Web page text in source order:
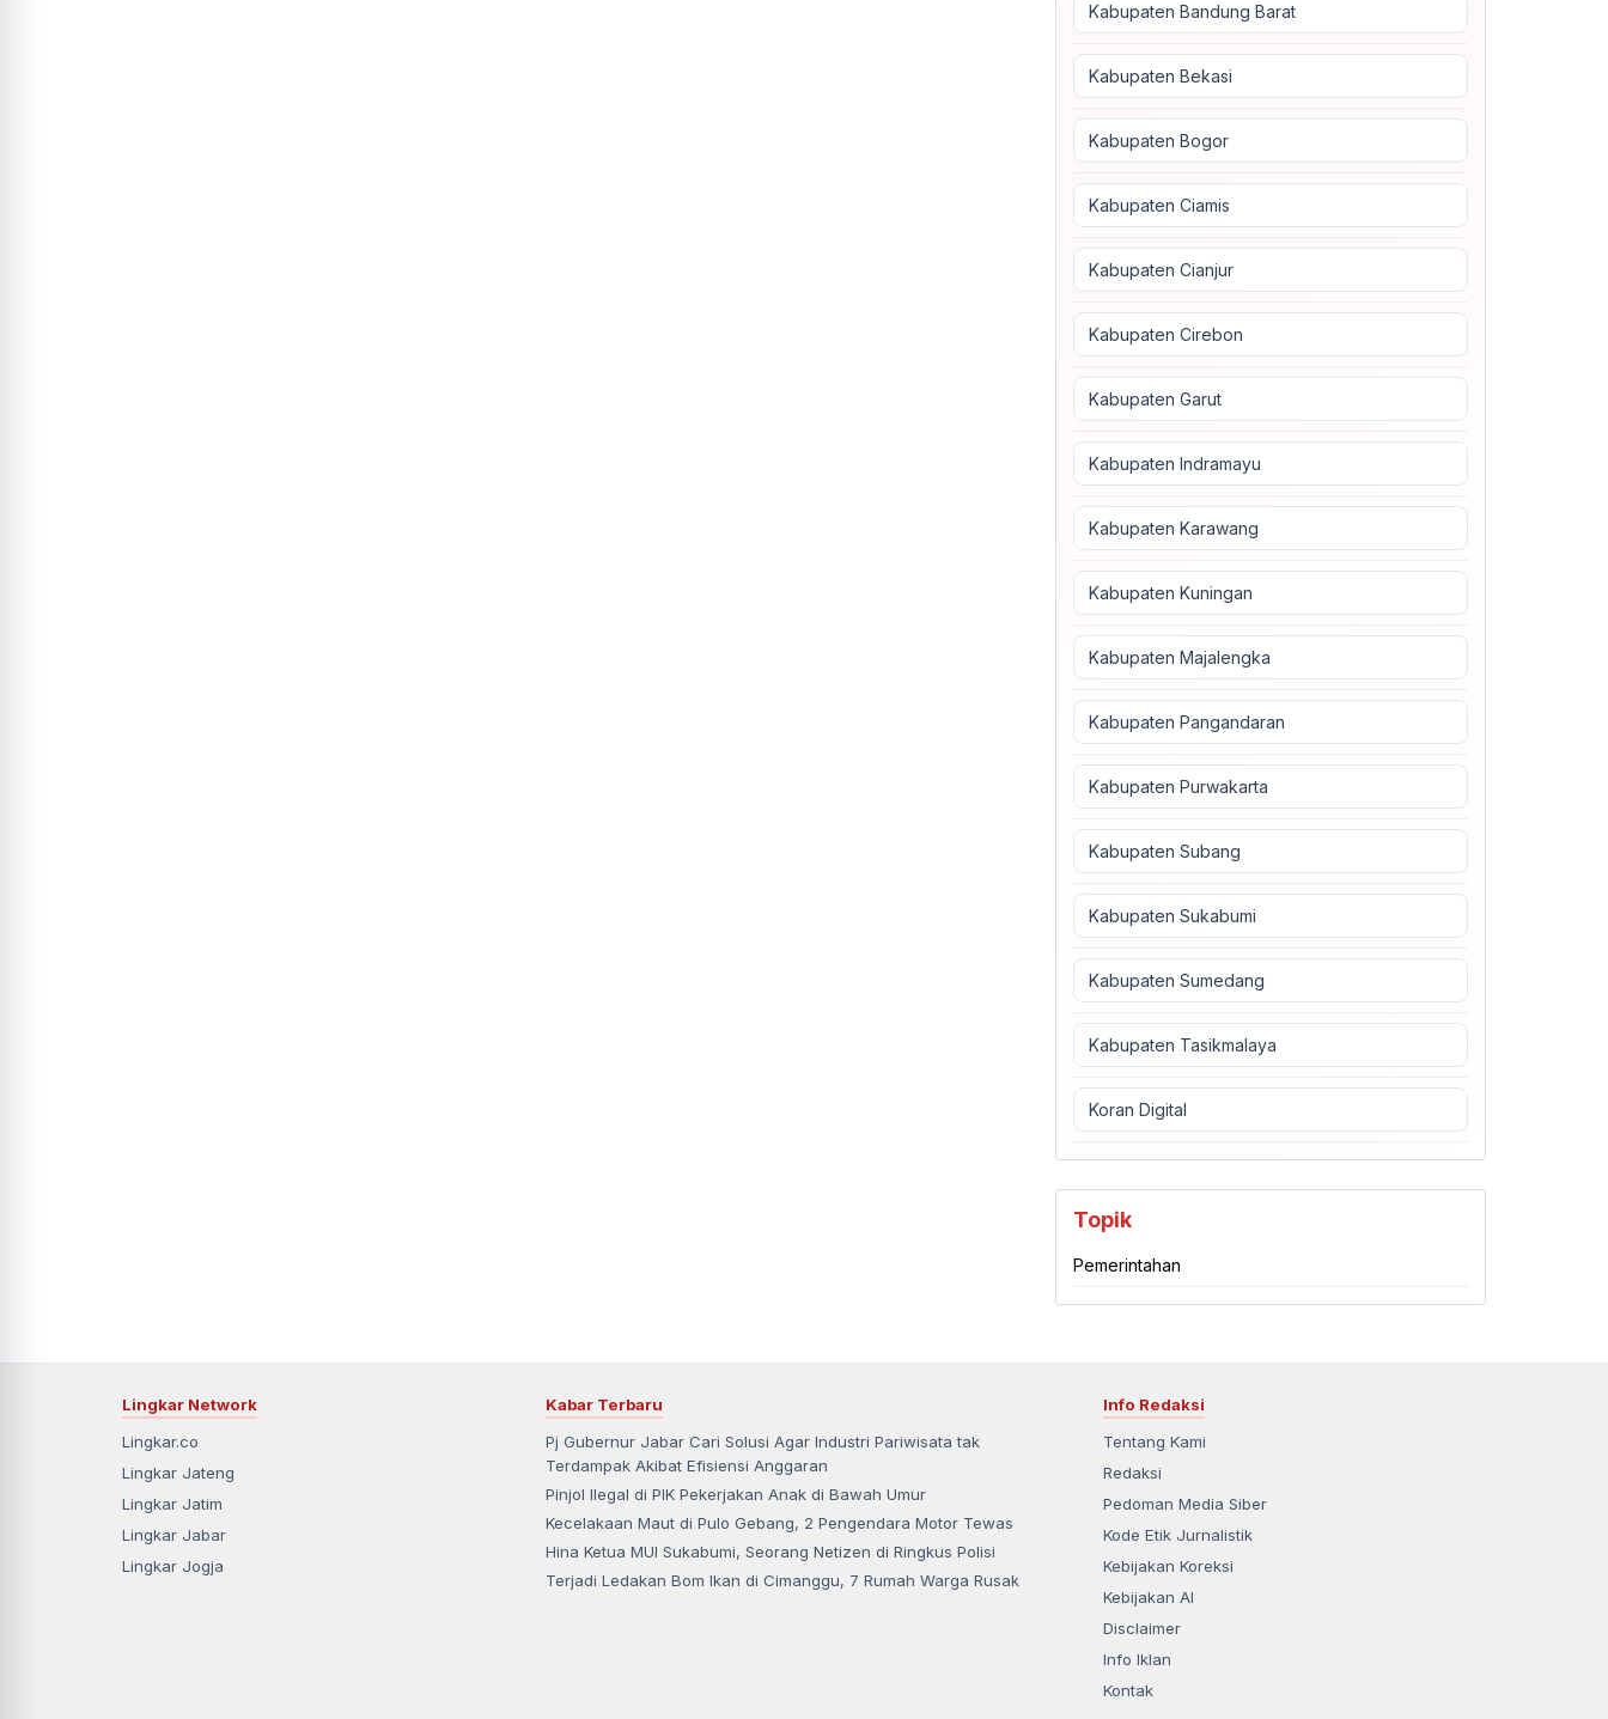
Kabupaten Bandung Barat
Kabupaten Bekasi
Kabupaten Bogor
Kabupaten Ciamis
Kabupaten Cianjur
Kabupaten Cirebon
Kabupaten Garut
Kabupaten Indramayu
Kabupaten Karawang
Kabupaten Kuningan
Kabupaten Majalengka
Kabupaten Pangandaran
Kabupaten Purwakarta
Kabupaten Subang
Kabupaten Sukabumi
Kabupaten Sumedang
Kabupaten Tasikmalaya
Koran Digital
Topik
Pemerintahan
Lingkar Network
Lingkar.co
Lingkar Jateng
Lingkar Jatim
Lingkar Jabar
Lingkar Jogja
Kabar Terbaru
Pj Gubernur Jabar Cari Solusi Agar Industri Pariwisata tak
Terdampak Akibat Efisiensi Anggaran
Pinjol Ilegal di PIK Pekerjakan Anak di Bawah Umur
Kecelakaan Maut di Pulo Gebang, 2 Pengendara Motor Tewas
Hina Ketua MUI Sukabumi, Seorang Netizen di Ringkus Polisi
Terjadi Ledakan Bom Ikan di Cimanggu, 7 Rumah Warga Rusak
Info Redaksi
Tentang Kami
Redaksi
Pedoman Media Siber
Kode Etik Jurnalistik
Kebijakan Koreksi
Kebijakan AI
Disclaimer
Info Iklan
Kontak